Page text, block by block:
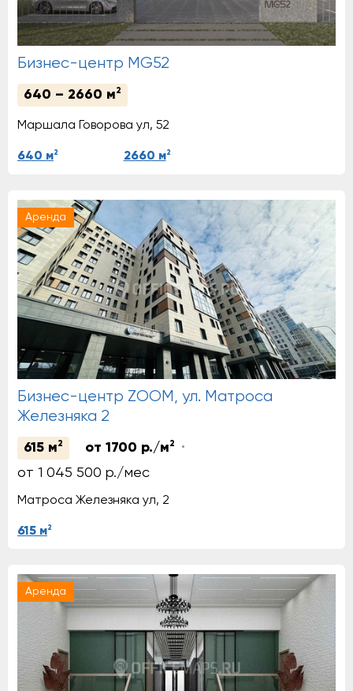
Бизнес-центр MG52
640 – 2660 м 2
Маршала Говорова ул, 52
640 м2 2660 м2
Аренда
Бизнес-центр ZOOM, ул. Матроса
Железняка 2
615 м 2 от 1700 р./м 2
от 1 045 500 р./мес
Матроса Железняка ул, 2
615 м2
Аренда